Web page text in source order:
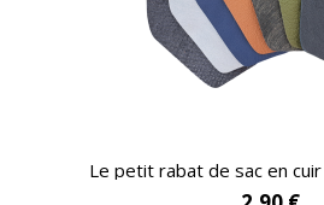
APERÇU RAPIDE
Le petit rabat de sac en